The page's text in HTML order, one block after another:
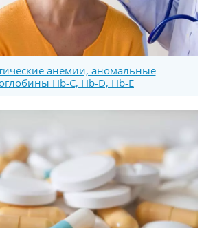
анемии, аномальные
Hb-C, Hb-D, Hb-E